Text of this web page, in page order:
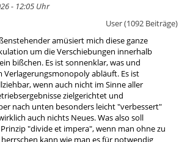
- 12:05 Uhr
User (1092 Beiträge)
amüsiert mich diese ganze
um die Verschiebungen innerhalb
bißchen. Es ist sonnenklar, was und
abläuft. Es ist
wenn auch nicht im Sinne aller
zielgerichtet und
nach unten besonders leicht "verbessert"
auch nichts Neues. Was also soll
"divide et impera", wenn man ohne zu
kann wie man es für notwendig